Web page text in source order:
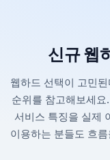
신규 웹
웹하드 선택이 고민
순위를 참고해보세
서비스 특징을 실제
이용하는 분들도 흐